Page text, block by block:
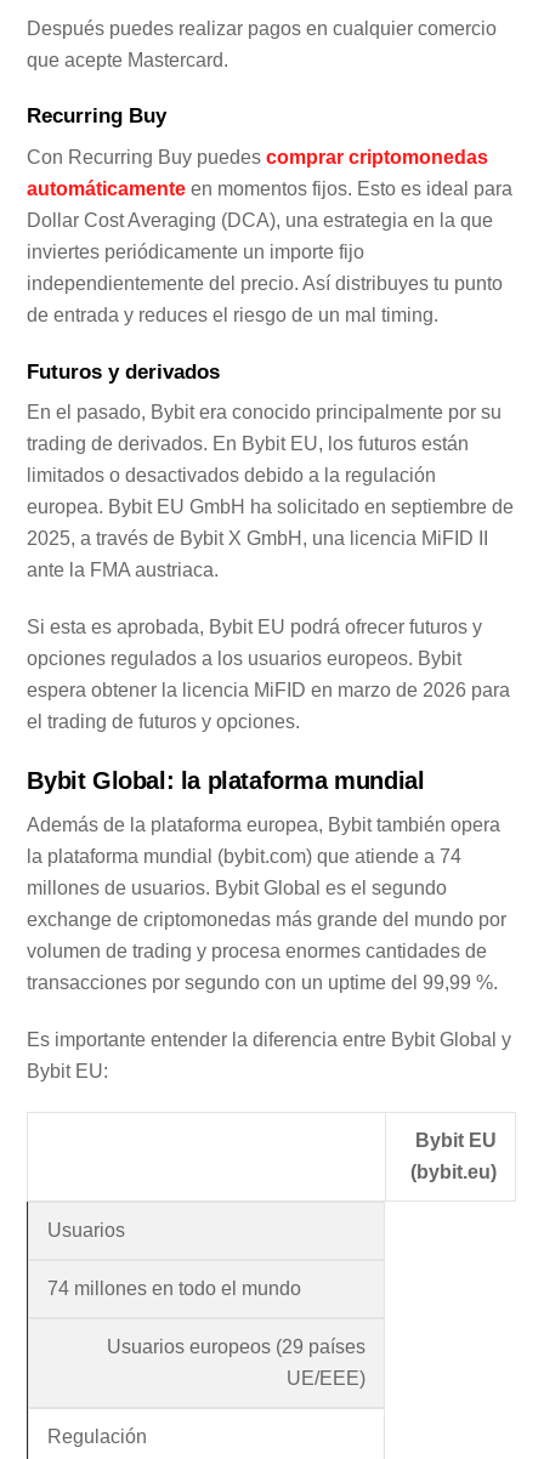
Después puedes realizar pagos en cualquier comercio
que acepte Mastercard.
Recurring Buy
Con Recurring Buy puedescomprar criptomonedas
automáticamente en momentos fijos. Esto es ideal para
Dollar Cost Averaging (DCA), una estrategia en la que
inviertes periódicamente un importe fijo
independientemente del precio. Así distribuyes tu punto
de entrada y reduces el riesgo de un mal timing.
Futuros y derivados
En el pasado, Bybit era conocido principalmente por su
trading de derivados. En Bybit EU, los futuros están
limitados o desactivados debido a la regulación
europea. Bybit EU GmbH ha solicitado en septiembre de
2025, a través de Bybit X GmbH, una licencia MiFID II
ante la FMA austriaca.
Si esta es aprobada, Bybit EU podrá ofrecer futuros y
opciones regulados a los usuarios europeos. Bybit
espera obtener la licencia MiFID en marzo de 2026 para
el trading de futuros y opciones.
Bybit Global: la plataforma mundial
Además de la plataforma europea, Bybit también opera
la plataforma mundial (bybit.com) que atiende a 74
millones de usuarios. Bybit Global es el segundo
exchange de criptomonedas más grande del mundo por
volumen de trading y procesa enormes cantidades de
transacciones por segundo con un uptime del 99,99 %.
Es importante entender la diferencia entre Bybit Global y
Bybit EU:
Bybit EU
(bybit.eu)
Usuarios
74 millones en todo el mundo
Usuarios europeos (29 países
UE/EEE)
Regulación